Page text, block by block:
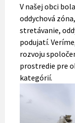
V našej obci
oddychová
stretávanie,
podujatí.
rozvoju
prostredie pre
kategórií.